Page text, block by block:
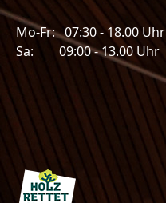
Mo-Fr: 07:30 - 18.00 Uhr
Sa: 09:00 - 13.00 Uhr